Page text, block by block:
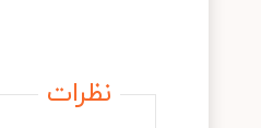
نظرات